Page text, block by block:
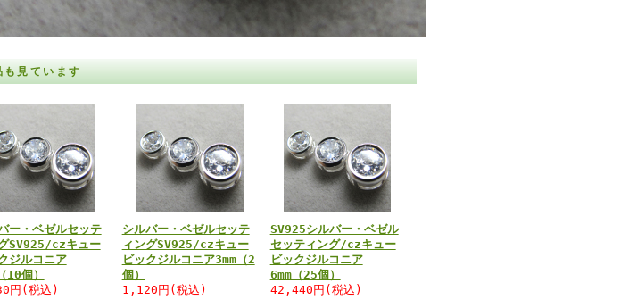
見ています
ー・ベゼルセッテ
SV925/czキュー
ジルコニア
10個）
円(税込)
シルバー・ベゼルセッテ
ィングSV925/czキュー
ビックジルコニア3mm（2
個）
1,120円(税込)
SV925シルバー・ベゼル
セッティング/czキュー
ビックジルコニア
6mm（25個）
42,440円(税込)